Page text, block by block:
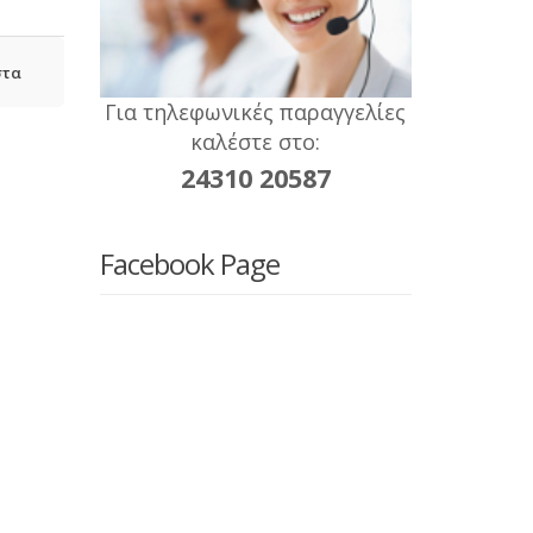
Για τηλεφωνικές παραγγελίες
καλέστε στο:
24310 20587
Facebook Page